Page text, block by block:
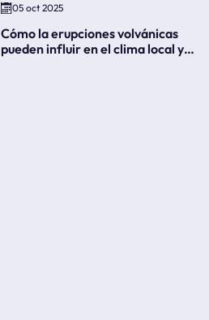
05 oct 2025
Cómo la erupciones volvánicas
pueden influir en el clima local y